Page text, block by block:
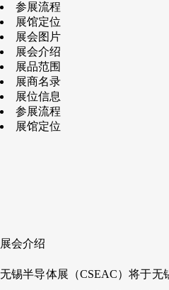
参展流程
展馆定位
展会图片
展会介绍
展品范围
展商名录
展位信息
参展流程
展馆定位
展会介绍
无锡半导体展（CSEAC）将于